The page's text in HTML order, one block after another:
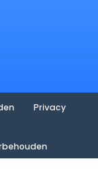
Privacy